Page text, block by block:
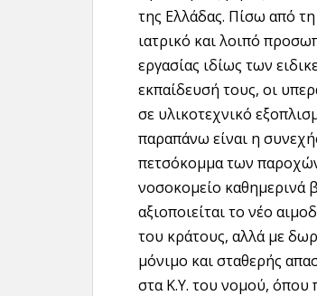
της Ελλάδας. Πίσω από τη
ιατρικό και λοιπό
εργασίας ιδίως των
εκπαίδευσή τους, οι
σε υλικοτεχνικό
παραπάνω είναι η
πετσόκομμα των παροχών
νοσοκομείο καθημερινά
αξιοποιείται το νέο
του κράτους, αλλά με
μόνιμο και σταθερής
στα Κ.Υ. του νομού, όπου